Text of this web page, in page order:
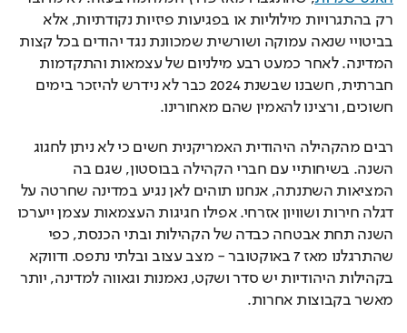
רק בהתגרויות מילוליות או בפגיעות פיזיות נקודתיות, אלא
בביטויי שנאה עמוקה ושורשית שמכוונת נגד יהודים בכל קצות
המדינה. לאחר כמעט רבע מילניום של עצמאות והתקדמות
חברתית, חשבנו שבשנת 2024 כבר לא נידרש להיזכר בימים
חשוכים, ורצינו להאמין שהם מאחורינו.
רבים מהקהילה היהודית האמריקנית חשים כי לא ניתן לחגוג
השנה. בשיחותיי עם חברי הקהילה בבוסטון, שגם בה
המציאות השתנתה, אנחנו תוהים לאן נגיע במדינה שחרטה על
דגלה חירות ושוויון אזרחי. אפילו חגיגות העצמאות עצמן ייערכו
השנה תחת אבטחה כבדה של הקהילות ובתי הכנסת, כפי
שהתרגלנו מאז 7 באוקטובר - מצב עצוב ובלתי נתפס. ודווקא
בקהילות היהודיות יש סדר ושקט, נאמנות וגאווה למדינה, יותר
מאשר בקבוצות אחרות.